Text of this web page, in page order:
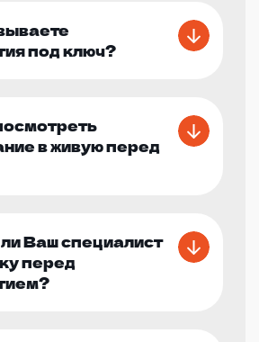
под ключ?
в живую перед
Ваш специалист
перед